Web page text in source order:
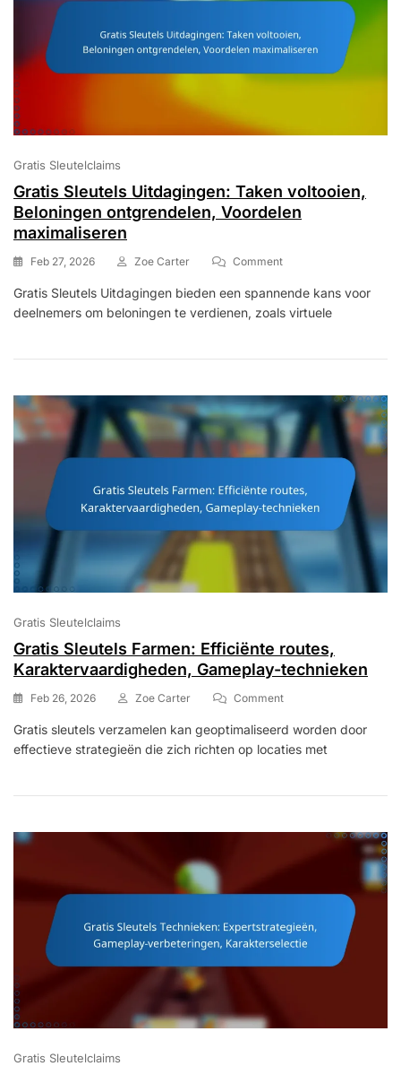
Gratis Sleutelclaims
Gratis Sleutels Uitdagingen: Taken voltooien,
Beloningen ontgrendelen, Voordelen
maximaliseren
Feb 27, 2026 Zoe Carter CommentOn
Sleutels
Uitdagingen:
Beloningen
Voordelen
Maximaliseren
Gratis Sleutels Uitdagingen bieden een spannende kans voor
deelnemers om beloningen te verdienen, zoals virtuele
Gratis Sleutelclaims
Gratis Sleutels Farmen: Efficiënte routes,
Karaktervaardigheden, Gameplay-technieken
Feb 26, 2026 Zoe Carter CommentOn
Sleutels
Farmen:
Karaktervaardigheden,
Technieken
Gratis sleutels verzamelen kan geoptimaliseerd worden door
effectieve strategieën die zich richten op locaties met
Gratis Sleutelclaims